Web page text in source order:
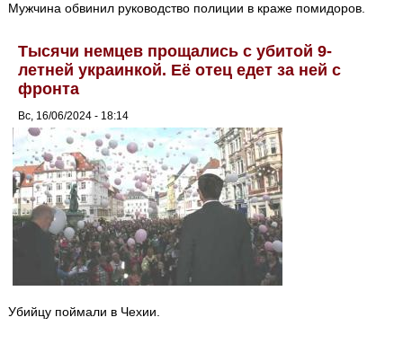
Мужчина обвинил руководство полиции в краже помидоров.
Тысячи немцев прощались с убитой 9-
летней украинкой. Её отец едет за ней с
фронта
Вс, 16/06/2024 - 18:14
Убийцу поймали в Чехии.